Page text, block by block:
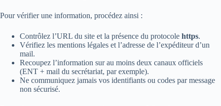
Pour vérifier une information, procédez ainsi :
Contrôlez l’URL du site et la présence du protocole https.
Vérifiez les mentions légales et l’adresse de l’expéditeur d’un
mail.
Recoupez l’information sur au moins deux canaux officiels
(ENT + mail du secrétariat, par exemple).
Ne communiquez jamais vos identifiants ou codes par message
non sécurisé.